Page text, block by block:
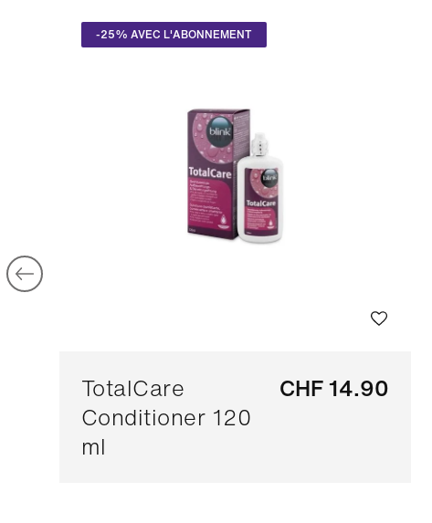
-25% AVEC L'ABONNEMENT
TotalCare
Conditioner 120
ml
CHF 14.90